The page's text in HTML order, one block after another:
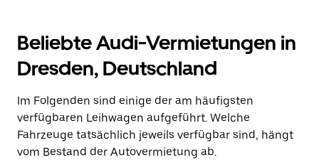
Beliebte Audi-Vermietungen in
Dresden, Deutschland
Im Folgenden sind einige der am häufigsten
verfügbaren Leihwagen aufgeführt. Welche
Fahrzeuge tatsächlich jeweils verfügbar sind, hängt
vom Bestand der Autovermietung ab.